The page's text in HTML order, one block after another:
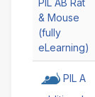
PIL AB Rat
& Mouse
(fully
eLearning)
PIL A